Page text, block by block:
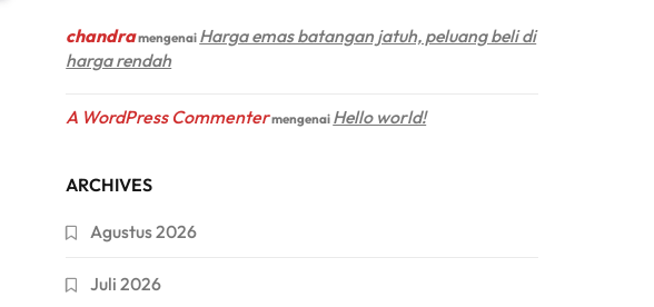
chandramengenai Harga emas batangan jatuh, peluang beli di
harga rendah
A WordPress Commentermengenai Hello world!
ARCHIVES
Agustus 2026
Juli 2026